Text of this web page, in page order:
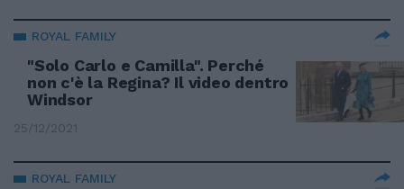
ROYAL FAMILY
"Solo Carlo e Camilla". Perché
non c'è la Regina? Il video dentro
Windsor
25/12/2021
ROYAL FAMILY